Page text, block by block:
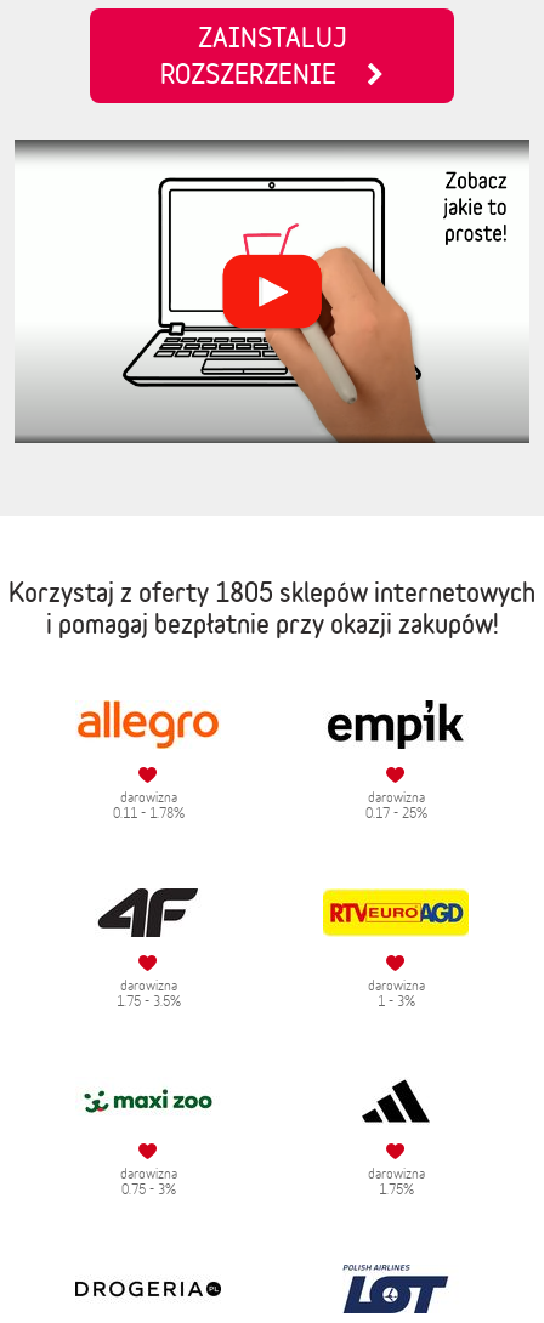
ZAINSTALUJ
ROZSZERZENIE
Korzystaj z oferty 1805 sklepów internetowych
i pomagaj bezpłatnie przy okazji zakupów!
darowizna
0.11 - 1.78%
darowizna
0.17 - 25%
darowizna
1.75 - 3.5%
darowizna
1 - 3%
darowizna
0.75 - 3%
darowizna
1.75%